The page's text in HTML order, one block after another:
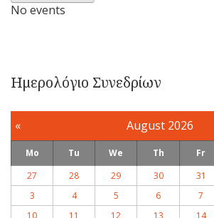
No events
Ημερολόγιο Συνεδρίων
« August 2026
Mo Tu We Th Fr
27
28 29 30 31
3
4 5 6 7
10
11 12 13 14